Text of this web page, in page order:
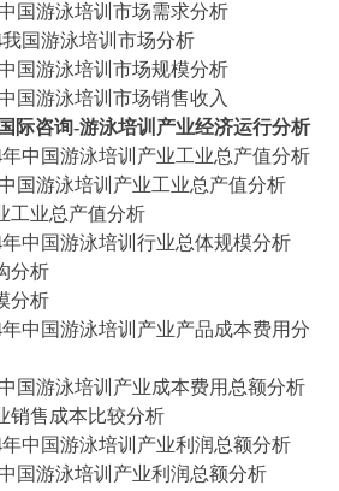
国游泳培训市场需求分析
我国游泳培训市场分析
国游泳培训市场规模分析
国游泳培训市场销售收入
际咨询-游泳培训产业经济运行分析
年中国游泳培训产业工业总产值分析
国游泳培训产业工业总产值分析
工业总产值分析
年中国游泳培训行业总体规模分析
分析
分析
年中国游泳培训产业产品成本费用分
国游泳培训产业成本费用总额分析
销售成本比较分析
年中国游泳培训产业利润总额分析
国游泳培训产业利润总额分析